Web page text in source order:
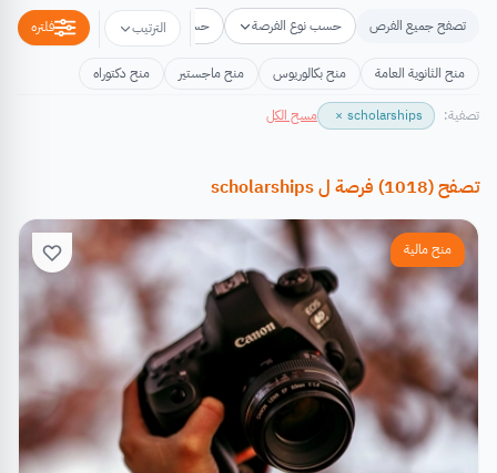
تصفح جميع الفرص حسب نوع الفرصة حسب مكان الفرصة حسب الترتيب فلتره
منح الثانوية العامة منح بكالوريوس منح ماجستير منح دكتوراه
تصفية: scholarships
× مسح الكل
تصفح(
1018
) فرصة لscholarships
منح مالية